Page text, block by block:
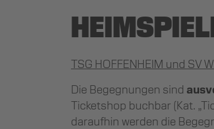
TSG HOFFENHEIM und SV
Die Begegnungen sind
Ticketshop buchbar (Kat.
daraufhin werden die